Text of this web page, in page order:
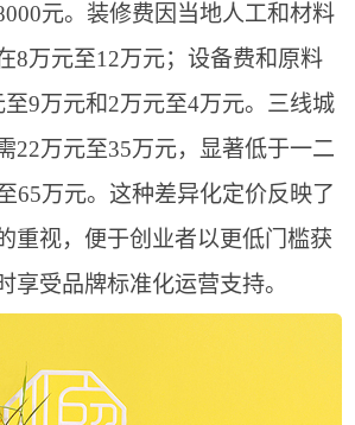
元。装修费因当地人工和材料
8万元至12万元；设备费和原料
9万元和2万元至4万元。三线城
22万元至35万元，显著低于一二
65万元。这种差异化定价反映了
重视，便于创业者以更低门槛获
享受品牌标准化运营支持。